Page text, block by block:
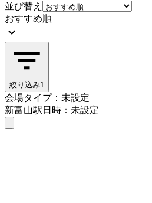
並び替え
おすすめ順
絞り込み1
会場タイプ：未設定
新富山駅日時：未設定